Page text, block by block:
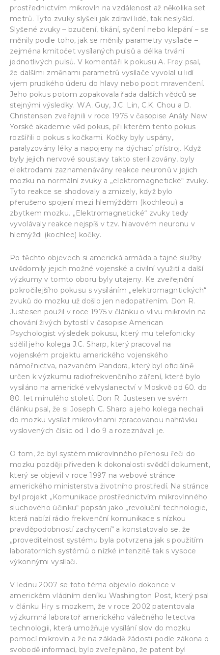
prostřednictvím mikrovln na vzdálenost až několika set
metrů. Tyto zvuky slyšeli jak zdraví lidé, tak neslyšící.
Slyšené zvuky – bzučení, tikání, syčení nebo klepání – se
měnily podle toho, jak se měnily parametry vysílače –
zejména kmitočet vysílaných pulsů a délka trvání
jednotlivých pulsů. V komentáři k pokusu A. Frey psal,
že dalšími změnami parametrů vysílače vyvolal u lidí
vjem prudkého úderu do hlavy nebo pocit mravenčení.
Jeho pokus potom zopakovala řada dalších vědců se
stejnými výsledky. W.A. Guy, J.C. Lin, C.K. Chou a D.
Christensen zveřejnili v roce 1975 v časopise Anály New
Yorské akademie věd pokus, při kterém tento pokus
rozšířili o pokus s kočkami. Kočky byly uspány,
paralyzovány léky a napojeny na dýchací přístroj. Když
byly jejich nervové soustavy takto sterilizovány, byly
elektrodami zaznamenávány reakce neuronů v jejich
mozku na normální zvuky a „elektromagnetické“ zvuky.
Tyto reakce se shodovaly a zmizely, když bylo
přerušeno spojení mezi hlemýžděm (kochleou) a
zbytkem mozku. „Elektromagnetické“ zvuky tedy
vyvolávaly reakce nejspíš v tzv. hlavovém neuronu v
hlemýždi (kochlee) kočky.
Po těchto objevech si americká armáda a tajné služby
uvědomily jejich možné vojenské a civilní využití a další
výzkumy v tomto oboru byly utajeny. Ke zveřejnění
pokročilejšího pokusu s vysíláním „elektromagntických“
zvuků do mozku už došlo jen nedopatřením. Don R.
Justesen použil v roce 1975 v článku o vlivu mikrovln na
chování živých bytostí v časopise American
Psychologist výsledek pokusu, který mu telefonicky
sdělil jeho kolega J.C. Sharp, který pracoval na
vojenském projektu amerického vojenského
námořnictva, nazvaném Pandora, který byl oficiálně
určen k výzkumu radiofrekvenčního záření, které bylo
vysíláno na americké velvyslanectví v Moskvě od 60. do
80. let minulého století. Don R. Justesen ve svém
článku psal, že si Joseph C. Sharp a jeho kolega nechali
do mozku vysílat mikrovlnami zpracovanou nahrávku
vyslovených číslic od 1 do 9 a rozeznávali je.
O tom, že byl systém mikrovlnného přenosu řeči do
mozku později přiveden k dokonalosti svědčí dokument,
který se objevil v roce 1997 na webové stránce
amerického ministerstva životního prostředí. Na stránce
byl projekt „Komunikace prostřednictvím mikrovlnného
sluchového účinku“ popsán jako „revoluční technologie,
která nabízí rádio frekvenční komunikace s nízkou
pravděpodobností zachycení“ a konstatovalo se, že
„proveditelnost systému byla potvrzena jak s použitím
laboratorních systémů o nízké intenzitě tak s vysoce
výkonnými vysílači.
V lednu 2007 se toto téma objevilo dokonce v
americkém vládním deníku Washington Post, který psal
v článku Hry s mozkem, že v roce 2002 patentovala
výzkumná laboratoř amerického válečného letectva
technologii, která umožňuje vysílání slov do mozku
pomocí mikrovln a že na základě žádosti podle zákona o
svobodě informací, bylo zveřejněno, že patent byl